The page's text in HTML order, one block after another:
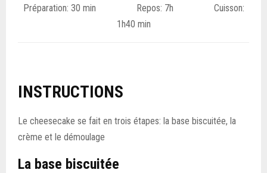
Préparation: 30 min Repos: 7h Cuisson:
1h40 min
INSTRUCTIONS
Le cheesecake se fait en trois étapes: la base biscuitée, la
crème et le démoulage
La base biscuitée